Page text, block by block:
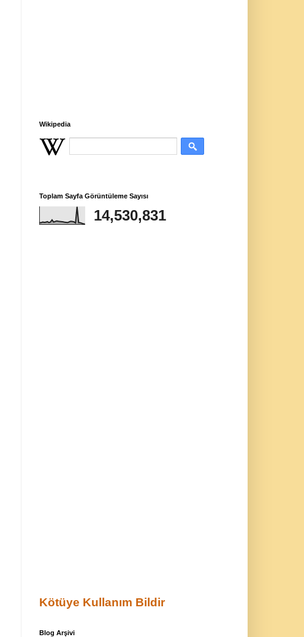
Wikipedia
Toplam Sayfa Görüntüleme Sayısı
14,530,831
Kötüye Kullanım Bildir
Blog Arşivi